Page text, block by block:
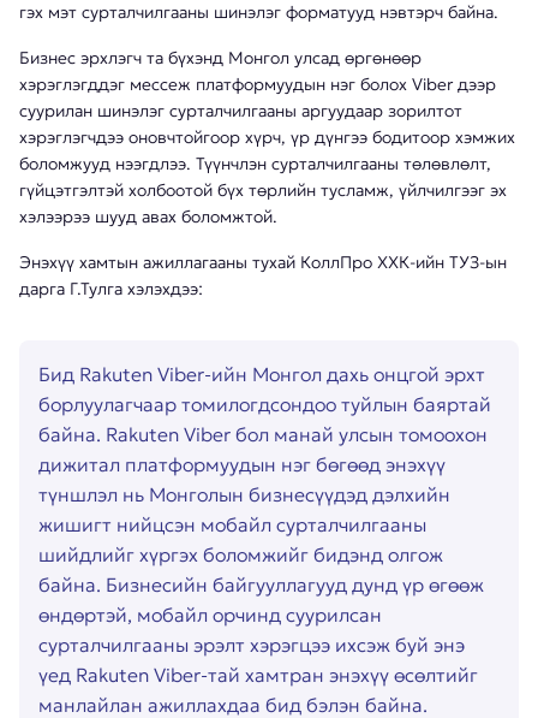
гэх мэт сурталчилгааны шинэлэг форматууд нэвтэрч байна.
Бизнес эрхлэгч та бүхэнд Монгол улсад өргөнөөр
хэрэглэгддэг мессеж платформуудын нэг болох Viber дээр
суурилан шинэлэг сурталчилгааны аргуудаар зорилтот
хэрэглэгчдээ оновчтойгоор хүрч, үр дүнгээ бодитоор хэмжих
боломжууд нээгдлээ. Түүнчлэн сурталчилгааны төлөвлөлт,
гүйцэтгэлтэй холбоотой бүх төрлийн тусламж, үйлчилгээг эх
хэлээрээ шууд авах боломжтой.
Энэхүү хамтын ажиллагааны тухай КоллПро ХХК-ийн ТУЗ-ын
дарга Г.Тулга хэлэхдээ:
Бид Rakuten Viber-ийн Монгол дахь онцгой эрхт
борлуулагчаар томилогдсондоо туйлын баяртай
байна. Rakuten Viber бол манай улсын томоохон
дижитал платформуудын нэг бөгөөд энэхүү
түншлэл нь Монголын бизнесүүдэд дэлхийн
жишигт нийцсэн мобайл сурталчилгааны
шийдлийг хүргэх боломжийг бидэнд олгож
байна. Бизнесийн байгууллагууд дунд үр өгөөж
өндөртэй, мобайл орчинд суурилсан
сурталчилгааны эрэлт хэрэгцээ ихсэж буй энэ
үед Rakuten Viber-тай хамтран энэхүү өсөлтийг
манлайлан ажиллахдаа бид бэлэн байна.